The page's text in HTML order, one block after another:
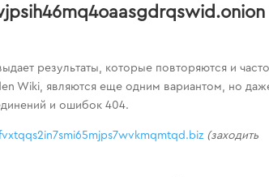
результаты, которые повторяются и
Wiki, являются еще одним вариантом, но
и ошибок 404.
(заходить